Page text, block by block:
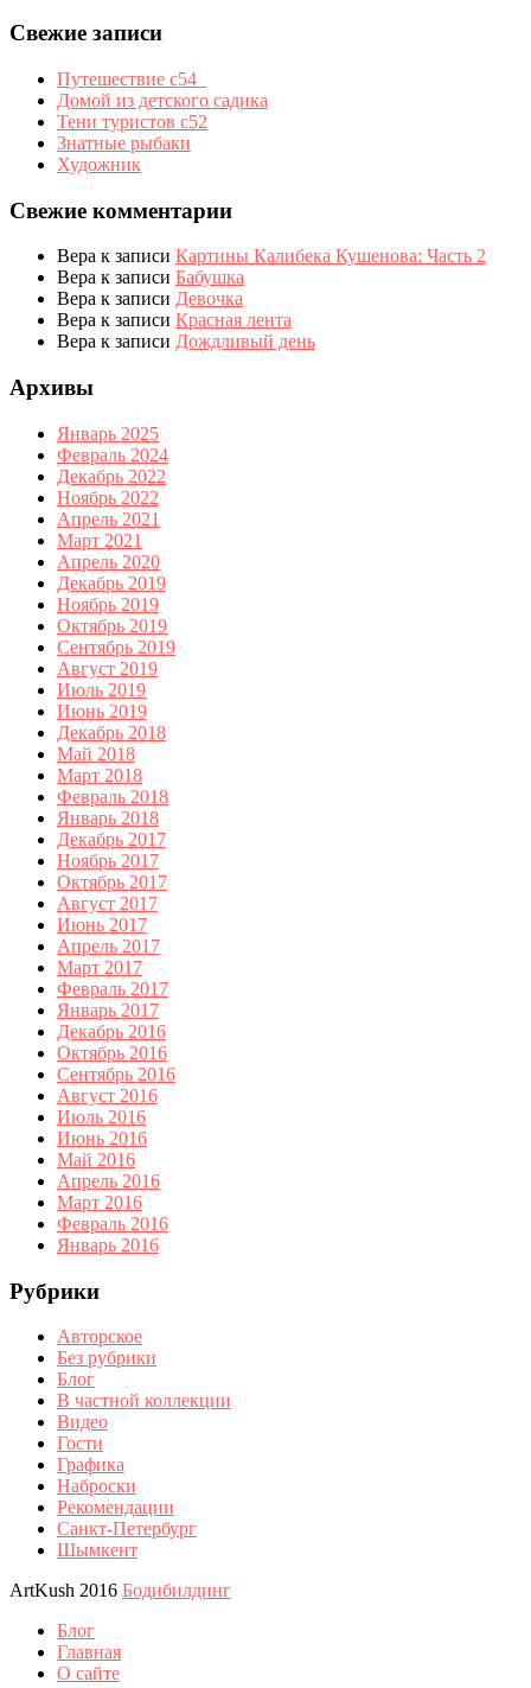
Свежие записи
Путешествие с54_
Домой из детского садика
Тени туристов с52
Знатные рыбаки
Художник
Свежие комментарии
Вера к записи Картины Калибека Кушенова: Часть 2
Вера к записи Бабушка
Вера к записи Девочка
Вера к записи Красная лента
Вера к записи Дождливый день
Архивы
Январь 2025
Февраль 2024
Декабрь 2022
Ноябрь 2022
Апрель 2021
Март 2021
Апрель 2020
Декабрь 2019
Ноябрь 2019
Октябрь 2019
Сентябрь 2019
Август 2019
Июль 2019
Июнь 2019
Декабрь 2018
Май 2018
Март 2018
Февраль 2018
Январь 2018
Декабрь 2017
Ноябрь 2017
Октябрь 2017
Август 2017
Июнь 2017
Апрель 2017
Март 2017
Февраль 2017
Январь 2017
Декабрь 2016
Октябрь 2016
Сентябрь 2016
Август 2016
Июль 2016
Июнь 2016
Май 2016
Апрель 2016
Март 2016
Февраль 2016
Январь 2016
Рубрики
Авторское
Без рубрики
Блог
В частной коллекции
Видео
Гости
Графика
Наброски
Рекомендации
Санкт-Петербург
Шымкент
ArtKush 2016 Бодибилдинг
Блог
Главная
О сайте